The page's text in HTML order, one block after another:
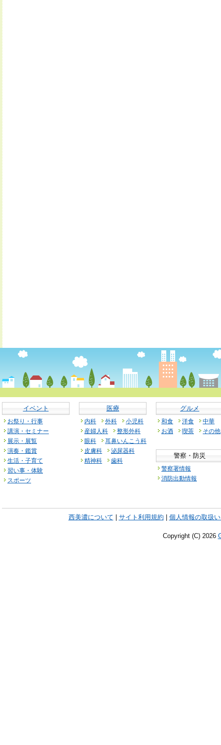
イベント
お祭り・行事
講演・セミナー
展示・展覧
演奏・鑑賞
生活・子育て
習い事・体験
スポーツ
医療
内科 外科
小児科
産婦人科
整形外科
眼科
耳鼻いんこう科
皮膚科
泌尿器科
精神科
歯科
グルメ
和食 洋食
中華
お酒
喫茶 その他
警察・防災
警察署情報
消防出動情報
西美濃について サイト利用規約 個人情報の取扱
Copyright (C) 2026